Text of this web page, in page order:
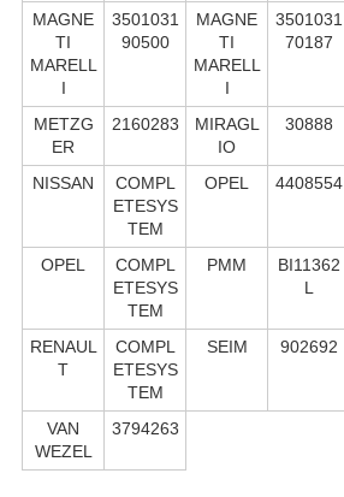
MAGNE
TI
MARELL
I
3501031
90500
MAGNE
TI
MARELL
I
3501031
70187
METZG
ER
2160283
MIRAGL
IO
30888
NISSAN
COMPL
ETESYS
TEM
OPEL 4408554
OPEL
COMPL
ETESYS
TEM
PMM
BI11362
L
RENAUL
T
COMPL
ETESYS
TEM
SEIM 902692
VAN
WEZEL
3794263